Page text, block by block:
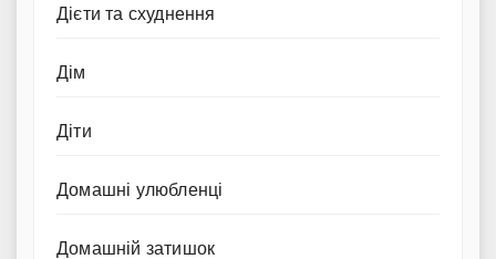
Дієти та схуднення
Дім
Діти
Домашні улюбленці
Домашній затишок